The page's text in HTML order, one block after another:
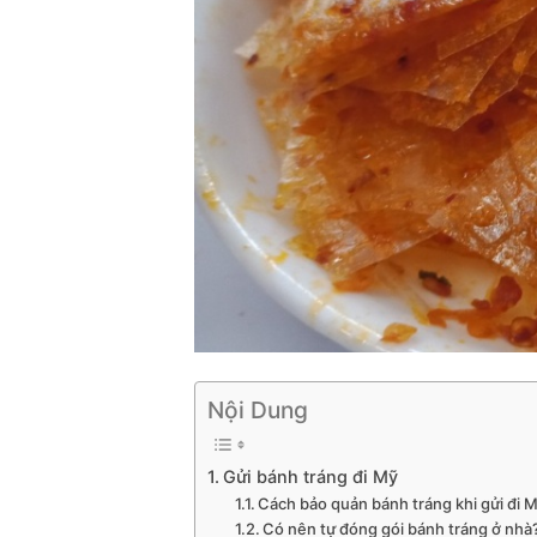
Nội Dung
Gửi bánh tráng đi Mỹ
Cách bảo quản bánh tráng khi gửi đi
Có nên tự đóng gói bánh tráng ở